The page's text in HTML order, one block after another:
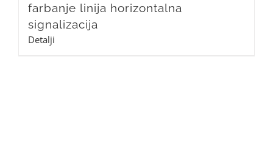
farbanje linija horizontalna
signalizacija
Detalji